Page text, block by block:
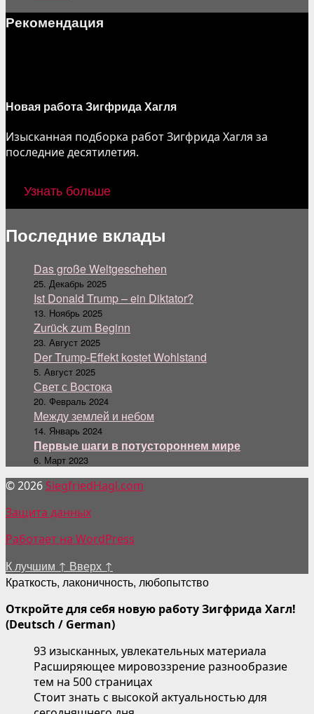
Рекомендация
Новая работа Зигфрида Хагля
Изысканная подборка работ Зигфрида Хагля за
последние десятилетия.
Узнать больше
Последние вклады
Das große Weltgeschehen
25. Декабрь 2025
Ist Donald Trump – ein Diktator?
13. Ноябрь 2025
Zurück zum Beginn
23. Август 2025
Der Trump-Effekt kostet Wohlstand
5. Август 2025
Свет с Востока
20. Февраль 2024
Между землей и небом
14. Январь 2024
Первые шаги в потустороннем мире
6. Март 2023
© 2026 SiegfriedHagl.com
Защита данных
Работает на WordPress
К лучшим ↑ Вверх ↑
Краткость, лаконичность, любопытство
Откройте для себя новую работу Зигфрида Хагл!
(Deutsch / German)
93 изысканных, увлекательных материала
Расширяющее мировоззрение разнообразие
тем на 500 страницах
Стоит знать с высокой актуальностью для